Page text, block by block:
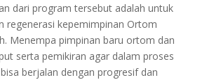
dari program tersebut adalah untuk
regenerasi kepemimpinan Ortom
Menempa pimpinan baru ortom dan
serta pemikiran agar dalam proses
berjalan dengan progresif dan